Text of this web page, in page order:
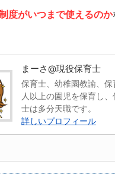
度がいつまで使えるのか
まーさ@現役保育士
保育士、幼稚園教諭、
人以上の園児を保育し
士は多分天職です。
詳しいプロフィール